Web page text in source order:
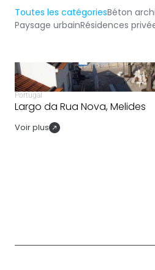
Béton
Paysage urbainRésidences
Toutes les catégories
Portugal
Largo da Rua Nova, Melides
Voir plus